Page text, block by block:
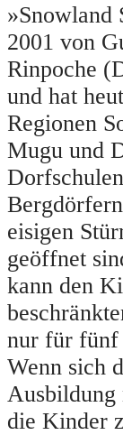
»Snowland
2001 von
Rinpoche
und hat
Regionen
Mugu und
eisigen
geöffnet
kann den
nur für fünf
Wenn sich
Ausbildung
die Kinder